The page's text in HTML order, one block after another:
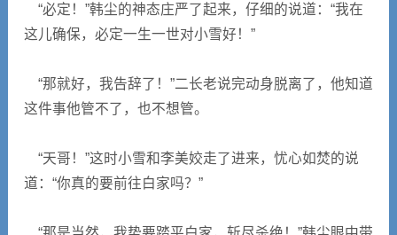
“必定！”韩尘的神态庄严了起来，仔细的说道：“我在
这儿确保，必定一生一世对小雪好！”
“那就好，我告辞了！”二长老说完动身脱离了，他知道
这件事他管不了，也不想管。
“天哥！”这时小雪和李美姣走了进来，忧心如焚的说
道：“你真的要前往白家吗？”